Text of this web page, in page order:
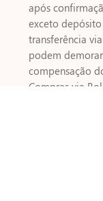
após
exceto
transferência
podem
compensação
Compras via